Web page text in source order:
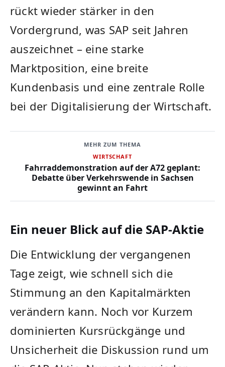
rückt wieder stärker in den
Vordergrund, was SAP seit Jahren
auszeichnet – eine starke
Marktposition, eine breite
Kundenbasis und eine zentrale Rolle
bei der Digitalisierung der Wirtschaft.
MEHR ZUM THEMA
WIRTSCHAFT
Fahrraddemonstration auf der A72 geplant:
Debatte über Verkehrswende in Sachsen
gewinnt an Fahrt
Ein neuer Blick auf die SAP-Aktie
Die Entwicklung der vergangenen
Tage zeigt, wie schnell sich die
Stimmung an den Kapitalmärkten
verändern kann. Noch vor Kurzem
dominierten Kursrückgänge und
Unsicherheit die Diskussion rund um